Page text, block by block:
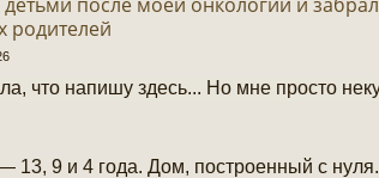
родителей
что напишу здесь... Но мне просто
13, 9 и 4 года. Дом, построенный с